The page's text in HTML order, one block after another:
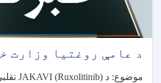
د عامې روغتیا وزارت
موضوع: د JAKAVI (Ruxolitinib)